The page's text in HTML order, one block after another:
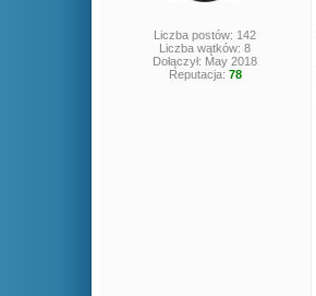
Liczba postów: 142
Liczba wątków: 8
Dołączył: May 2018
Reputacja: 78